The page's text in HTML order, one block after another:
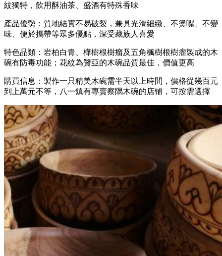
紋獨特，飲用酥油茶、盛酒有特殊香味
產品優勢：質地結實不易破裂，兼具光滑細緻、不燙嘴、不變
味、便於攜帶等眾多優點，深受藏族人喜愛
特色品類：岩柏白青、樺樹根樹瘤及五角楓樹根樹瘤製成的木
碗有防毒功能；花紋為贊亞的木碗品質最佳，價值更高
購買信息：製作一只精美木碗需半天以上時間，價格從幾百元
到上萬元不等，八一鎮有專賣察隅木碗的店铺，可按需選擇